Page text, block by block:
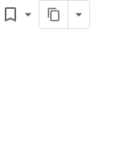
bookmark_border